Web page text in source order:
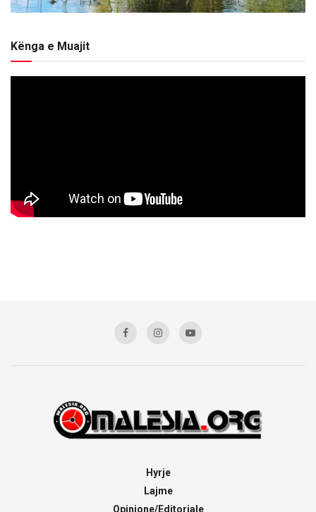
Kënga e Muajit
Hyrje
Lajme
Opinione/Editoriale